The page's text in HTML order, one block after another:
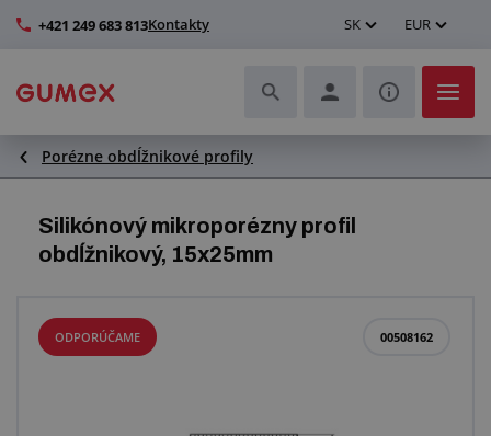
+421 249 683 813Kontakty SK EUR
Hadice a ich kompletizácia
Profily a výroba tesnení
Dopravníkové pásy a montáž
Porézne obdĺžnikové profily
Silikónový mikroporézny profil
obdĺžnikový, 15x25mm
00508162
ODPORÚČAME